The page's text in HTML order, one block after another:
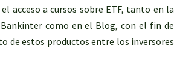
acceso a cursos sobre ETF, tanto en la
como en el Blog, con el fin de
de estos productos entre los inversores